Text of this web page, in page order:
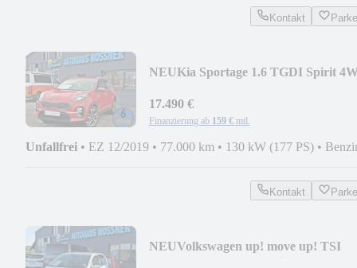
Kontakt
NEUKia Sportage 1.6 TGDI Spirit
17.490 €
Finanzierung ab 159 € mtl.
Unfallfrei • EZ 12/2019 • 77.000 km • 130 kW (177 PS) •
Kontakt
NEUVolkswagen up! move up! TSI